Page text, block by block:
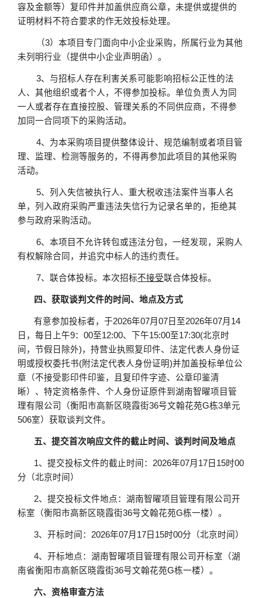
容及金额等）复印件并加盖供应商公章，未提供或提供的
证明材料不符合要求的作无效投标处理。
（3） 本项目专门面向中小企业采购，所属行业为其他
未列明行业 （提供中小企业声明函）。
3、与招标人存在利害关系可能影响招标公正性的法
人、其他组织或者个人，不得参加投标。单位负责人为同
一人或者存在直接控股、管理关系的不同供应商，不得参
加同一合同项下的采购活动。
4、为本采购项目提供整体设计、规范编制或者项目管
理、监理、检测等服务的，不得再参加此项目的其他采购
活动。
5、列入失信被执行人、重大税收违法案件当事人名
单，列入政府采购严重违法失信行为记录名单的，拒绝其
参与政府采购活动。
6、 本项目不允许转包或违法分包，一经发现，采购人
有权解除合同，并追究中标人的违约责任。
7、 联合体投标。本次招标不接受联合体投标。
四、获取谈判文件的时间、地点及方式
有意参加投标者，于2026年07月 07日至2026年07月 14
日，每日上午9：00至12:00、下午15:00至17:30(北京时
间，节假日除外)，持营业执照复印件、法定代表人身份证
明或授权委托书(附法定代表人身份证明)并加盖投标单位公
章（不接受影印件印鉴，且复印件字迹、公章印鉴清
晰）、特定资格条件、个人身份证原件到湖南智曜项目管
理有限公司（衡阳市高新区晓霞街36号文翰花苑G栋3单元
506室）获取谈判文件。
五、提交首次响应文件的截止时间、谈判时间及地点
1、提交投标文件的截止时间：2026年07月 17日 15时00
分（北京时间）
2、提交投标文件地点：湖南智曜项目管理有限公司开
标室（衡阳市高新区晓霞街36号文翰花苑G栋一楼）。
3、开标时间：2026年07月 17日 15时00分（北京时间）
4、开标地点：湖南智曜项目管理有限公司开标室（湖
南省衡阳市高新区晓霞街36号文翰花苑G栋一楼）。
六、资格审查方法